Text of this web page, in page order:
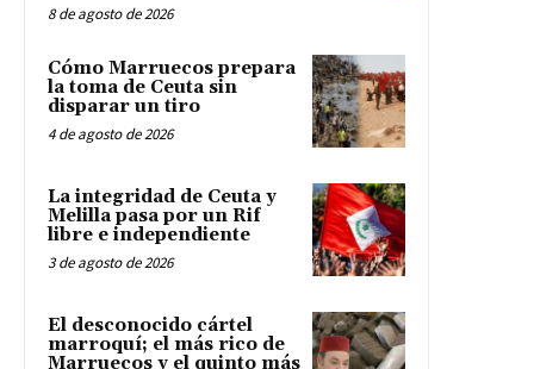
8 de agosto de 2026
Cómo Marruecos prepara
la toma de Ceuta sin
disparar un tiro
4 de agosto de 2026
La integridad de Ceuta y
Melilla pasa por un Rif
libre e independiente
3 de agosto de 2026
El desconocido cártel
marroquí; el más rico de
Marruecos y el quinto más